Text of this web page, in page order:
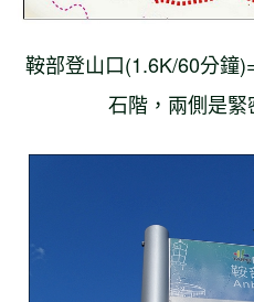
鞍部登山口(1.6K/60分鐘
石階，兩側是緊